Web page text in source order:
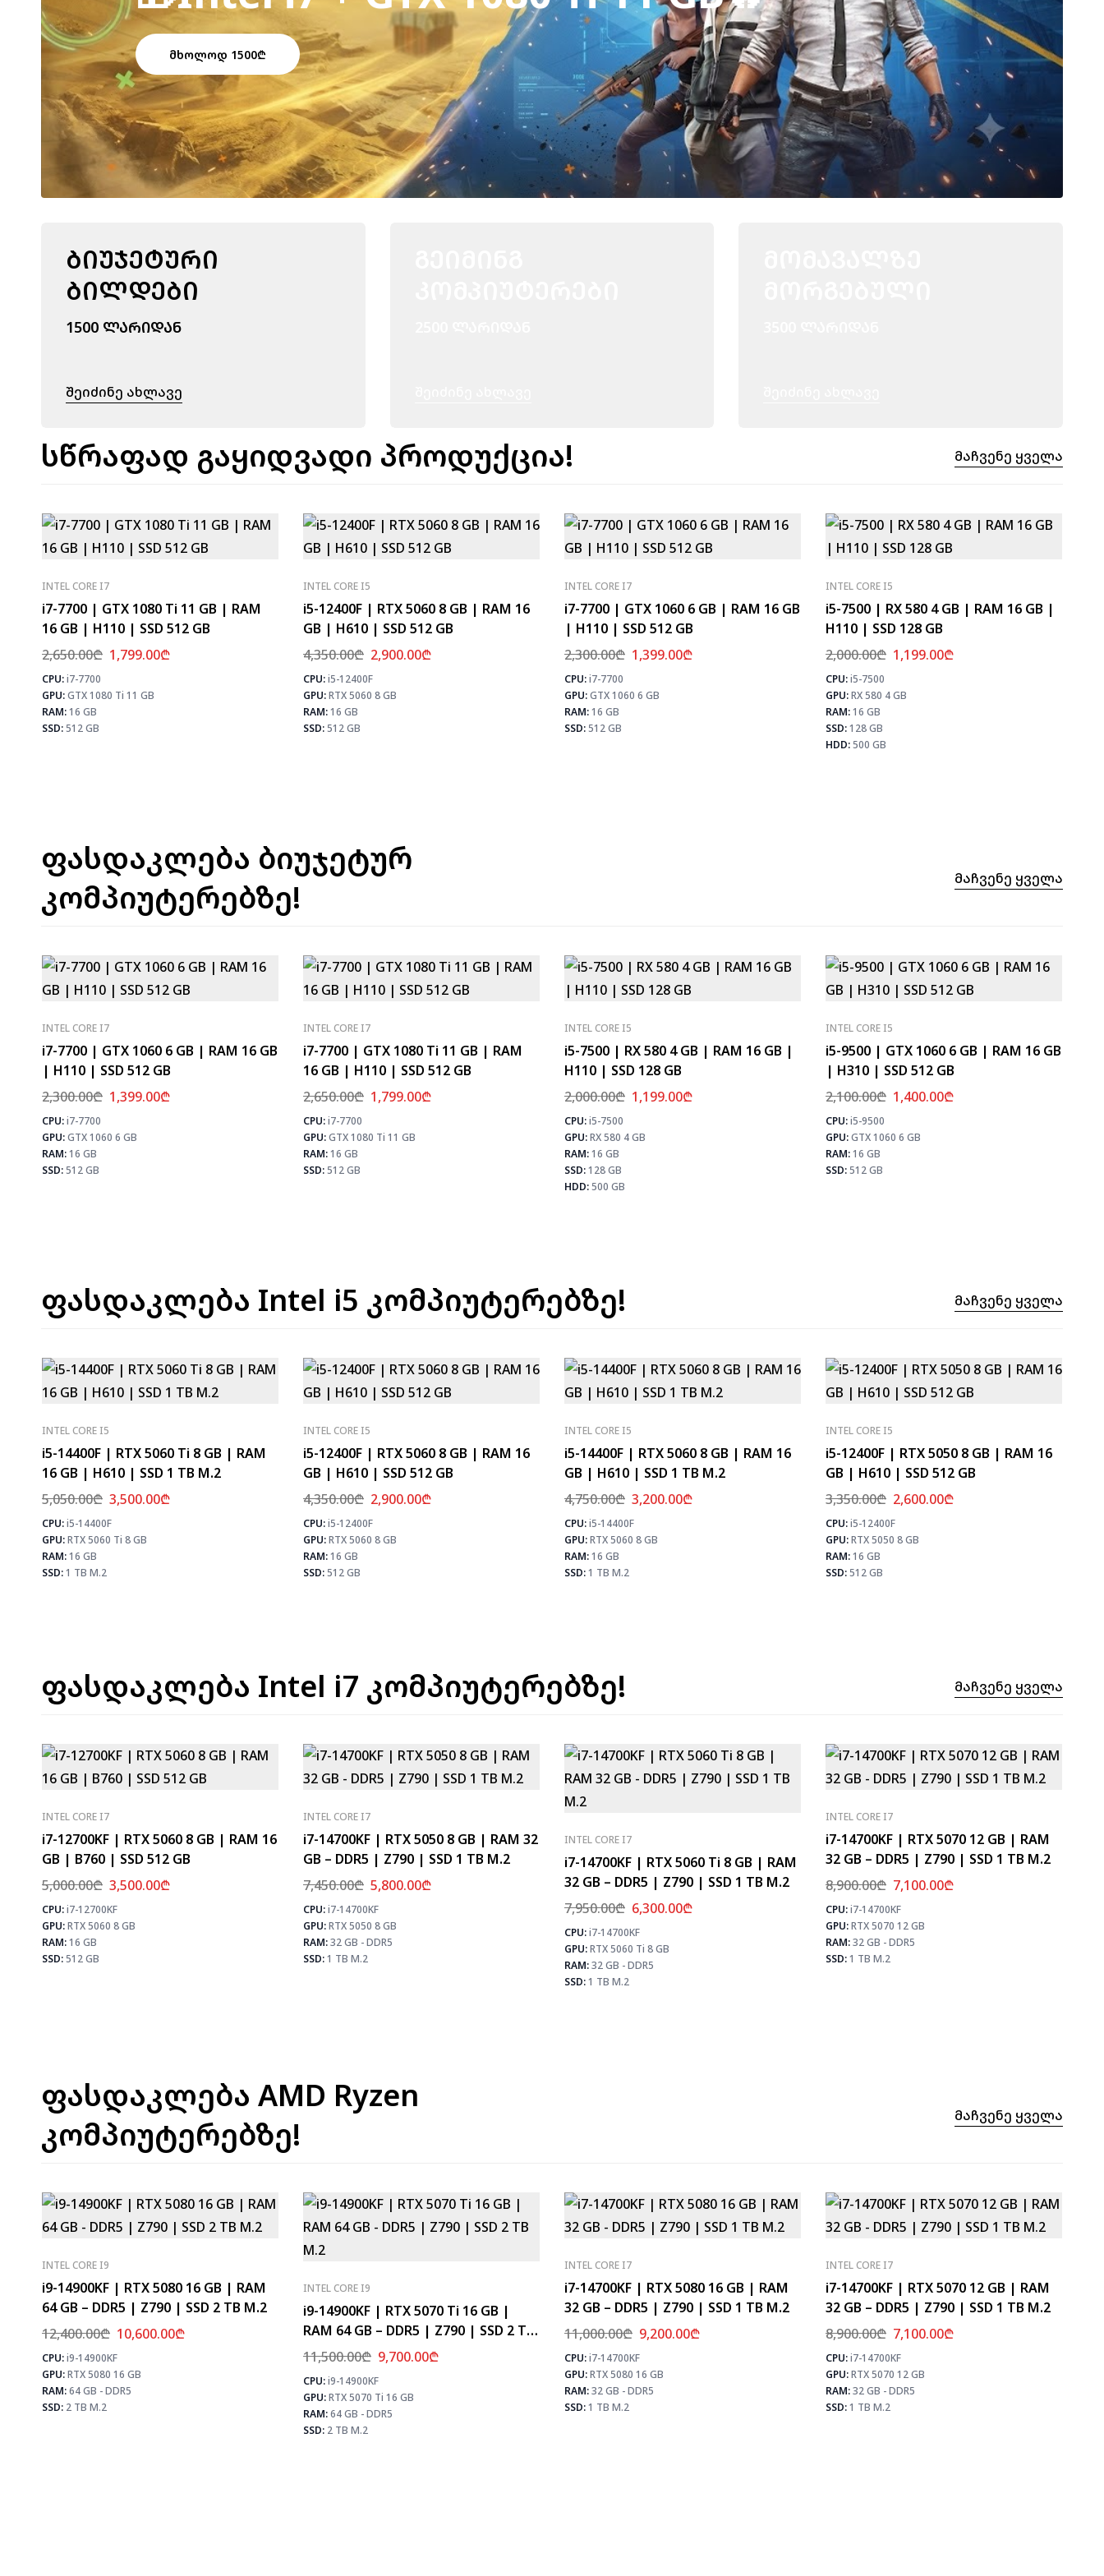
ᲛᲮᲝᲚᲝᲓ 1500₾
ᲑᲘᲣᲯᲔᲢᲣᲠᲘ
ᲑᲘᲚᲓᲔᲑᲘ
1500 ᲚᲐᲠᲘᲓᲐᲜ
Შეიძინე Ახლავე
სწრაფად გაყიდვადი პროდუქცია! Მაჩვენე Ყველა
INTEL CORE I7
i7-7700 | GTX 1080 Ti 11 GB | RAM
16 GB | H110 | SSD 512 GB
2,650.00₾ 1,799.00₾
CPU:i7-7700
GPU:GTX 1080 Ti 11 GB
RAM:16 GB
SSD:512 GB
⚡ MAX FPS
CS2
156
PUBG
101
Fortnite
119
INTEL CORE I5
i5-12400F | RTX 5060 8 GB | RAM 16
GB | H610 | SSD 512 GB
4,350.00₾ 2,900.00₾
CPU:i5-12400F
GPU:RTX 5060 8 GB
RAM:16 GB
SSD:512 GB
⚡ MAX FPS
CS2
245
PUBG
152
Fortnite
179
INTEL CORE I7
i7-7700 | GTX 1060 6 GB | RAM 16 GB
| H110 | SSD 512 GB
2,300.00₾ 1,399.00₾
CPU:i7-7700
GPU:GTX 1060 6 GB
RAM:16 GB
SSD:512 GB
⚡ MAX FPS
CS2
133
PUBG
78
Fortnite
92
INTEL CORE I5
i5-7500 | RX 580 4 GB | RAM 16 GB |
H110 | SSD 128 GB
2,000.00₾ 1,199.00₾
CPU:i5-7500
GPU:RX 580 4 GB
RAM:16 GB
SSD:128 GB
HDD:500 GB
ფასდაკლება ბიუჯეტურ
კომპიუტერებზე!
Მაჩვენე Ყველა
INTEL CORE I7
i7-7700 | GTX 1060 6 GB | RAM 16 GB
| H110 | SSD 512 GB
2,300.00₾ 1,399.00₾
CPU:i7-7700
GPU:GTX 1060 6 GB
RAM:16 GB
SSD:512 GB
⚡ MAX FPS
CS2
133
PUBG
78
Fortnite
92
INTEL CORE I7
i7-7700 | GTX 1080 Ti 11 GB | RAM
16 GB | H110 | SSD 512 GB
2,650.00₾ 1,799.00₾
CPU:i7-7700
GPU:GTX 1080 Ti 11 GB
RAM:16 GB
SSD:512 GB
⚡ MAX FPS
CS2
156
PUBG
101
Fortnite
119
INTEL CORE I5
i5-7500 | RX 580 4 GB | RAM 16 GB |
H110 | SSD 128 GB
2,000.00₾ 1,199.00₾
CPU:i5-7500
GPU:RX 580 4 GB
RAM:16 GB
SSD:128 GB
HDD:500 GB
⚡ MAX FPS
PUBG
64
Fortnite
76
INTEL CORE I5
i5-9500 | GTX 1060 6 GB | RAM 16 GB
| H310 | SSD 512 GB
2,100.00₾ 1,400.00₾
CPU:i5-9500
GPU:GTX 1060 6 GB
RAM:16 GB
SSD:512 GB
ფასდაკლება Intel i5 კომპიუტერებზე! Მაჩვენე Ყველა
INTEL CORE I5
i5-14400F | RTX 5060 Ti 8 GB | RAM
16 GB | H610 | SSD 1 TB M.2
5,050.00₾ 3,500.00₾
CPU:i5-14400F
GPU:RTX 5060 Ti 8 GB
RAM:16 GB
SSD:1 TB M.2
⚡ MAX FPS
CS2
278
PUBG
171
Fortnite
202
INTEL CORE I5
i5-12400F | RTX 5060 8 GB | RAM 16
GB | H610 | SSD 512 GB
4,350.00₾ 2,900.00₾
CPU:i5-12400F
GPU:RTX 5060 8 GB
RAM:16 GB
SSD:512 GB
⚡ MAX FPS
CS2
245
PUBG
152
Fortnite
179
INTEL CORE I5
i5-14400F | RTX 5060 8 GB | RAM 16
GB | H610 | SSD 1 TB M.2
4,750.00₾ 3,200.00₾
CPU:i5-14400F
GPU:RTX 5060 8 GB
RAM:16 GB
SSD:1 TB M.2
⚡ MAX FPS
CS2
270
PUBG
164
Fortnite
194
INTEL CORE I5
i5-12400F | RTX 5050 8 GB | RAM 16
GB | H610 | SSD 512 GB
3,350.00₾ 2,600.00₾
CPU:i5-12400F
GPU:RTX 5050 8 GB
RAM:16 GB
SSD:512 GB
ფასდაკლება Intel i7 კომპიუტერებზე! Მაჩვენე Ყველა
INTEL CORE I7
i7-12700KF | RTX 5060 8 GB | RAM 16
GB | B760 | SSD 512 GB
5,000.00₾ 3,500.00₾
CPU:i7-12700KF
GPU:RTX 5060 8 GB
RAM:16 GB
SSD:512 GB
⚡ MAX FPS
CS2
331
PUBG
193
Fortnite
228
INTEL CORE I7
i7-14700KF | RTX 5050 8 GB | RAM 32
GB – DDR5 | Z790 | SSD 1 TB M.2
7,450.00₾ 5,800.00₾
CPU:i7-14700KF
GPU:RTX 5050 8 GB
RAM:32 GB - DDR5
SSD:1 TB M.2
⚡ MAX FPS
CS2
347
Fortnite
220
INTEL CORE I7
i7-14700KF | RTX 5060 Ti 8 GB | RAM
32 GB – DDR5 | Z790 | SSD 1 TB M.2
7,950.00₾ 6,300.00₾
CPU:i7-14700KF
GPU:RTX 5060 Ti 8 GB
RAM:32 GB - DDR5
SSD:1 TB M.2
CS2
407
PUBG
235
INTEL CORE I7
i7-14700KF | RTX 5070 12 GB | RAM
32 GB – DDR5 | Z790 | SSD 1 TB M.2
8,900.00₾ 7,100.00₾
CPU:i7-14700KF
GPU:RTX 5070 12 GB
RAM:32 GB - DDR5
SSD:1 TB M.2
ფასდაკლება AMD Ryzen
კომპიუტერებზე!
Მაჩვენე Ყველა
INTEL CORE I9
i9-14900KF | RTX 5080 16 GB | RAM
64 GB – DDR5 | Z790 | SSD 2 TB M.2
12,400.00₾ 10,600.00₾
CPU:i9-14900KF
GPU:RTX 5080 16 GB
RAM:64 GB - DDR5
SSD: 2 TB M.2
⚡ MAX FPS
CS2
504
Fortnite
361
INTEL CORE I9
i9-14900KF | RTX 5070 Ti 16 GB |
RAM 64 GB – DDR5 | Z790 | SSD 2 TB
M.2
11,500.00₾ 9,700.00₾
CPU:i9-14900KF
GPU:RTX 5070 Ti 16 GB
RAM:64 GB - DDR5
SSD: 2 TB M.2
CS2
489
PUBG
292
INTEL CORE I7
i7-14700KF | RTX 5080 16 GB | RAM
32 GB – DDR5 | Z790 | SSD 1 TB M.2
11,000.00₾ 9,200.00₾
CPU:i7-14700KF
GPU:RTX 5080 16 GB
RAM:32 GB - DDR5
SSD:1 TB M.2
⚡ MAX FPS
CS2
460
PUBG
283
Fortnite
334
INTEL CORE I7
i7-14700KF | RTX 5070 12 GB | RAM
32 GB – DDR5 | Z790 | SSD 1 TB M.2
8,900.00₾ 7,100.00₾
CPU:i7-14700KF
GPU:RTX 5070 12 GB
RAM:32 GB - DDR5
SSD:1 TB M.2